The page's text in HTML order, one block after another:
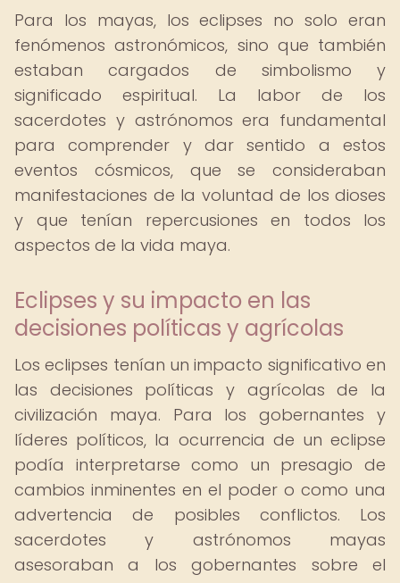
Para los mayas, los eclipses no solo eran
fenómenos astronómicos, sino que también
estaban cargados de simbolismo y
significado espiritual. La labor de los
sacerdotes y astrónomos era fundamental
para comprender y dar sentido a estos
eventos cósmicos, que se consideraban
manifestaciones de la voluntad de los dioses
y que tenían repercusiones en todos los
aspectos de la vida maya.
Eclipses y su impacto en las
decisiones políticas y agrícolas
Los eclipses tenían un impacto significativo en
las decisiones políticas y agrícolas de la
civilización maya. Para los gobernantes y
líderes políticos, la ocurrencia de un eclipse
podía interpretarse como un presagio de
cambios inminentes en el poder o como una
advertencia de posibles conflictos. Los
sacerdotes y astrónomos mayas
asesoraban a los gobernantes sobre el